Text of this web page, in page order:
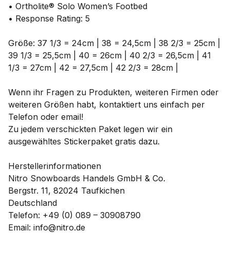
• Ortholite® Solo Women’s Footbed
• Response Rating: 5
Größe: 37 1/3 = 24cm | 38 = 24,5cm | 38 2/3 = 25cm |
39 1/3 = 25,5cm | 40 = 26cm | 40 2/3 = 26,5cm | 41
1/3 = 27cm | 42 = 27,5cm | 42 2/3 = 28cm |
Wenn ihr Fragen zu Produkten, weiteren Firmen oder
weiteren Größen habt, kontaktiert uns einfach per
Telefon oder email!
Zu jedem verschickten Paket legen wir ein
ausgewähltes Stickerpaket gratis dazu.
Herstellerinformationen
Nitro Snowboards Handels GmbH & Co.
Bergstr. 11, 82024 Taufkichen
Deutschland
Telefon: +49 (0) 089 – 30908790
Email: info@nitro.de